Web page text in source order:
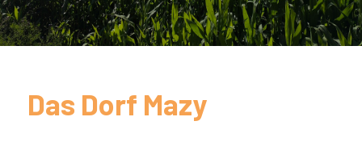
Das Dorf Mazy